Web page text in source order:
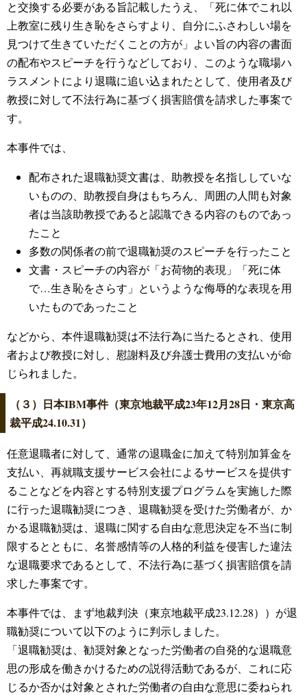
と交換する必要がある旨記載したうえ、「死に体でこれ以
上教室に残り生き恥をさらすより、自分にふさわしい場を
見つけて生きていただくことの方が」よい旨の内容の書面
の配布やスピーチを行うなどしており、このような職場ハ
ラスメントにより退職に追い込まれたとして、使用者及び
教授に対して不法行為に基づく損害賠償を請求した事案で
す。
本事件では、
配布された退職勧奨文書は、助教授を名指ししていな
いものの、助教授自身はもちろん、周囲の人間も対象
者は当該助教授であると認識できる内容のものであっ
たこと
多数の関係者の前で退職勧奨のスピーチを行ったこと
文書・スピーチの内容が「お荷物的表現」「死に体
で…生き恥をさらす」というような侮辱的な表現を用
いたものであったこと
などから、本件退職勧奨は不法行為に当たるとされ、使用
者および教授に対し、慰謝料及び弁護士費用の支払いが命
じられました。
（３）日本IBM事件（東京地裁平成23年12月28日・東京高
裁平成24.10.31）
任意退職者に対して、通常の退職金に加えて特別加算金を
支払い、再就職支援サービス会社によるサービスを提供す
ることなどを内容とする特別支援プログラムを実施した際
に行った退職勧奨につき、退職勧奨を受けた労働者が、か
かる退職勧奨は、退職に関する自由な意思決定を不当に制
限するとともに、名誉感情等の人格的利益を侵害した違法
な退職要求であるとして、不法行為に基づく損害賠償を請
求した事案です。
本事件では、まず地裁判決（東京地裁平成23.12.28））が退
職勧奨について以下のように判示しました。
「退職勧奨は、勧奨対象となった労働者の自発的な退職意
思の形成を働きかけるための説得活動であるが、これに応
じるか否かは対象とされた労働者の自由な意思に委ねられ